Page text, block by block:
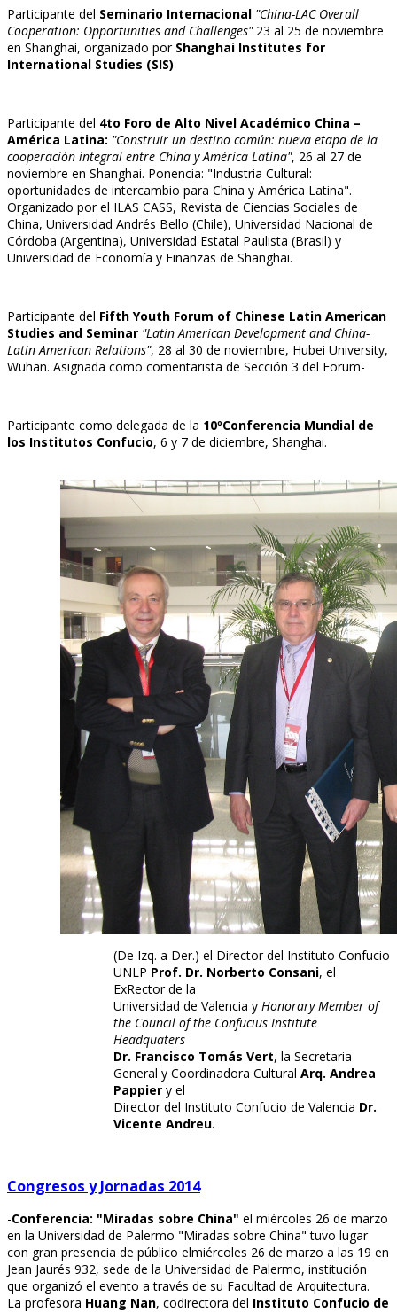
Participante del Seminario Internacional "China-LAC Overall
Cooperation: Opportunities and Challenges"23 al 25 de noviembre
en Shanghai, organizado por Shanghai Institutes for
International Studies (SIS)
Participante del 4to Foro de Alto Nivel Académico China –
América Latina: "Construir un destino común: nueva etapa de la
cooperación integral entre China y América Latina", 26 al 27 de
noviembre en Shanghai. Ponencia: "Industria Cultural:
oportunidades de intercambio para China y América Latina".
Organizado por el ILAS CASS, Revista de Ciencias Sociales de
China, Universidad Andrés Bello (Chile), Universidad Nacional de
Córdoba (Argentina), Universidad Estatal Paulista (Brasil) y
Universidad de Economía y Finanzas de Shanghai.
Participante del Fifth Youth Forum of Chinese Latin American
Studies and Seminar "Latin American Development and China-
Latin American Relations", 28 al 30 de noviembre, Hubei University,
Wuhan. Asignada como comentarista de Sección 3 del Forum-
Participante como delegada de la 10ºConferencia Mundial de
los Institutos Confucio, 6 y 7 de diciembre, Shanghai.
(De Izq. a Der.) el Director del Instituto Confucio
UNLP Prof. Dr. Norberto Consani, el
ExRector de la
Universidad de Valencia y HonoraryMember of
the Council of the Confucius Institute
Headquaters
Dr. Francisco Tomás Vert, la Secretaria
General y Coordinadora Cultural Arq. Andrea
Pappier y el
Director del Instituto Confucio de Valencia Dr.
Vicente Andreu.
Congresos y Jornadas 2014
-Conferencia: "Miradas sobre China" el miércoles 26 de marzo
en la Universidad de Palermo "Miradas sobre China" tuvo lugar
con gran presencia de público elmiércoles 26 de marzo a las 19 en
Jean Jaurés 932, sede de la Universidad de Palermo, institución
que organizó el evento a través de su Facultad de Arquitectura.
La profesora Huang Nan, codirectora del Instituto Confucio de